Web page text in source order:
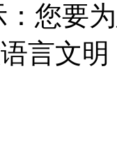
：您要
言文明